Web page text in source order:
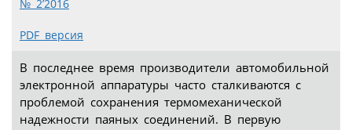
№ 2’2016
PDF версия
В последнее время производители автомобильной
электронной аппаратуры часто сталкиваются с
проблемой сохранения термомеханической
надежности паяных соединений. В первую